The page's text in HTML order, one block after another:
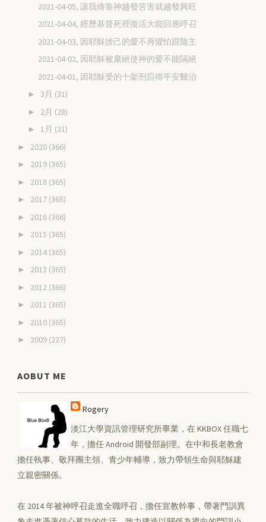
2021-04-05, 讓我倚靠神越發苦害就越發興旺
2021-04-04, 經歷基督死裡復活大能回應呼召
2021-04-03, 因耶穌捨己的愛不再懼怕跟隨主
2021-04-02, 因耶穌被棄絕使神的愛不能隔絕
2021-04-01, 因耶穌受的十架刑罰得平安醫治
► 3月 (31)
► 2月 (28)
► 1月 (31)
► 2020 (366)
► 2019 (365)
► 2018 (365)
► 2017 (365)
► 2016 (366)
► 2015 (365)
► 2014 (365)
► 2013 (365)
► 2012 (366)
► 2011 (365)
► 2010 (365)
► 2009 (227)
AOBUT ME
Rogery
淡江大學資訊管理研究所畢業，在 KKBOX 任職七
年，擔任 Android 開發部副理。在中和長老教會
擔任執事、敬拜團主領、青少年輔導，致力帶領生命與耶穌建
立親密關係。
在 2014 年被神呼召走進全職呼召，擔任宣教幹事，帶著門訓異